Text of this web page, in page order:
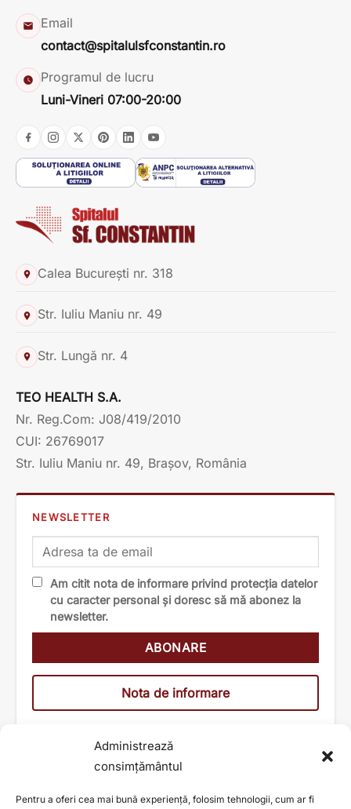
Administrează
consimțământul
Pentru a oferi cea mai bună experiență, folosim tehnologii, cum ar fi
Email
contact@spitalulsfconstantin.ro
Programul de lucru
Luni-Vineri 07:00-20:00
Calea București nr. 318
Str. Iuliu Maniu nr. 49
Str. Lungă nr. 4
TEO HEALTH S.A.
Nr. Reg.Com: J08/419/2010
CUI: 26769017
Str. Iuliu Maniu nr. 49, Brașov, România
NEWSLETTER
Am citit nota de informare privind protecția datelor
cu caracter personal și doresc să mă abonez la
newsletter.
Nota de informare